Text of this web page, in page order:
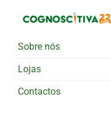
Sobre nós
Lojas
Contactos